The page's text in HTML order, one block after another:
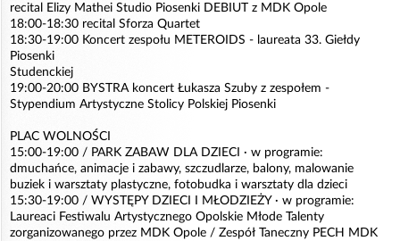
recital Elizy Mathei Studio Piosenki DEBIUT z MDK Opole
18:00-18:30 recital Sforza Quartet
18:30-19:00 Koncert zespołu METEROIDS - laureata 33. Giełdy
Piosenki
Studenckiej
19:00-20:00 BYSTRA koncert Łukasza Szuby z zespołem -
Stypendium Artystyczne Stolicy Polskiej Piosenki
PLAC WOLNOŚCI
15:00-19:00 / PARK ZABAW DLA DZIECI · w programie:
dmuchańce, animacje i zabawy, szczudlarze, balony, malowanie
buziek i warsztaty plastyczne, fotobudka i warsztaty dla dzieci
15:30-19:00 / WYSTĘPY DZIECI I MŁODZIEŻY · w programie:
Laureaci Festiwalu Artystycznego Opolskie Młode Talenty
zorganizowanego przez MDK Opole / Zespół Taneczny PECH MDK